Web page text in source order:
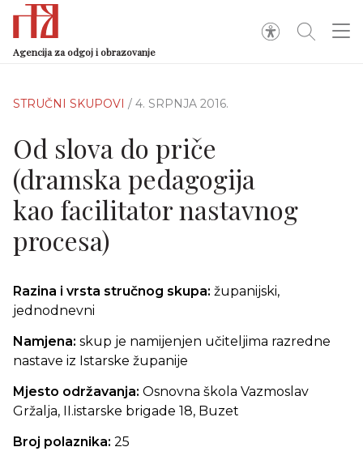
Agencija za odgoj i obrazovanje
STRUČNI SKUPOVI / 4. SRPNJA 2016.
Od slova do priče
(dramska pedagogija
kao facilitator nastavnog
procesa)
Razina i vrsta stručnog skupa: županijski,
jednodnevni
Namjena: skup je namijenjen učiteljima razredne
nastave iz Istarske županije
Mjesto održavanja: Osnovna škola Vazmoslav
Gržalja, II.istarske brigade 18, Buzet
Broj polaznika: 25